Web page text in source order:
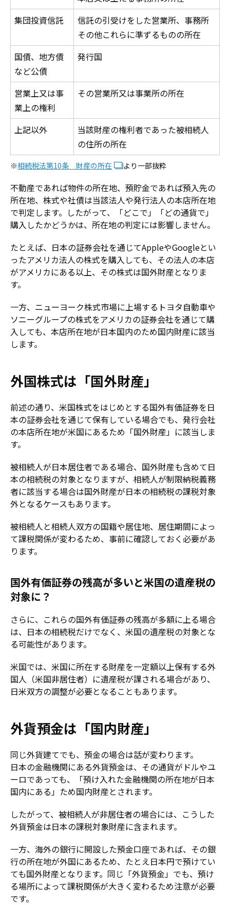
集団投資信託
信託の引受けをした営業所、事務所
その他これらに準ずるものの所在
国債、地方債
など公債
発行国
営業上又は事
業上の権利
その営業所又は事業所の所在
上記以外
当該財産の権利者であった被相続人
の住所の所在
※相続税法第10条 財産の所在 より一部抜粋
不動産であれば物件の所在地、預貯金であれば預入先の
所在地、株式や社債は当該法人や発行法人の本店所在地
で判定します。したがって、「どこで」「どの通貨で」
購入したかどうかは、所在地の判定には影響しません。
たとえば、日本の証券会社を通じてAppleやGoogleとい
ったアメリカ法人の株式を購入しても、その法人の本店
がアメリカにある以上、その株式は国外財産となりま
す。
一方、ニューヨーク株式市場に上場するトヨタ自動車や
ソニーグループの株式をアメリカの証券会社を通じて購
入しても、本店所在地が日本国内のため国内財産に該当
します。
外国株式は「国外財産」
前述の通り、米国株式をはじめとする国外有価証券を日
本の証券会社を通じて保有している場合でも、発行会社
の本店所在地が米国にあるため「国外財産」に該当しま
す。
被相続人が日本居住者である場合、国外財産も含めて日
本の相続税の対象となりますが、相続人が制限納税義務
者に該当する場合は国外財産が日本の相続税の課税対象
外となるケースもあります。
被相続人と相続人双方の国籍や居住地、居住期間によっ
て課税関係が変わるため、事前に確認しておく必要があ
ります。
国外有価証券の残高が多いと米国の遺産税の
対象に？
さらに、これらの国外有価証券の残高が多額に上る場合
は、日本の相続税だけでなく、米国の遺産税の対象とな
る可能性があります。
米国では、米国に所在する財産を一定額以上保有する外
国人（米国非居住者）に遺産税が課される場合があり、
日米双方の調整が必要となることもあります。
外貨預金は「国内財産」
同じ外貨建てでも、預金の場合は話が変わります。
日本の金融機関にある外貨預金は、その通貨がドルやユ
ーロであっても、「預け入れた金融機関の所在地が日本
国内にある」ため国内財産とされます。
したがって、被相続人が非居住者の場合には、こうした
外貨預金は日本の課税対象財産に含まれます。
一方、海外の銀行に開設した預金口座であれば、その銀
行の所在地が外国にあるため、たとえ日本円で預けてい
ても国外財産となります。同じ「外貨預金」でも、預け
る場所によって課税関係が大きく変わるため注意が必要
です。